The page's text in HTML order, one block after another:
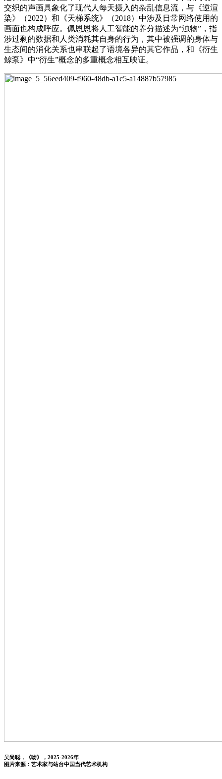
交织的声画具象化了现代人每天摄入的杂乱信息流，与《逆渲
染》（2022）和《天梯系统》（2018）中涉及日常网络使用的
画面也构成呼应。佩恩恩将人工智能的养分描述为“浊物”，指
涉过剩的数据和人类消耗其自身的行为，其中被强调的身体与
生态间的消化关系也串联起了语境各异的其它作品，和《衍生
鲸泵》中“衍生”概念的多重概念相互映证。
吴尚聪，《吻》，2025-2026年
图片来源：艺术家与站台中国当代艺术机构